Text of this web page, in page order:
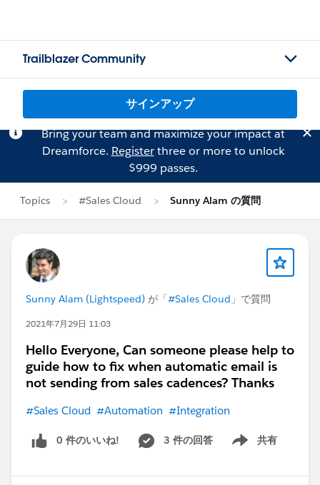
Trailblazer Community
サインアップ
Bring your team and maximize your impact at
Dreamforce. Registerthree or more to unlock
$999 passes.
Topics #Sales Cloud Sunny Alam の質問
Sunny Alam (Lightspeed) が「#Sales Cloud 」で質問
2021年7月29日 11:03
Hello Everyone, Can someone please help to
guide how to fix when automatic email is
not sending from sales cadences? Thanks
#Sales Cloud #Automation #Integration
0 件のいいね! 3 件の回答 共有
Show menu